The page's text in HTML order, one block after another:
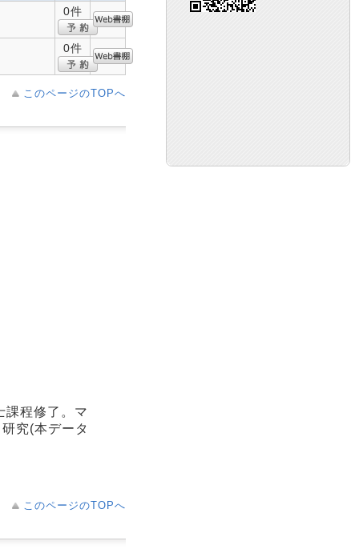
0件
0件
このページのTOPへ
課程修了。マ
究(本データ
このページのTOPへ